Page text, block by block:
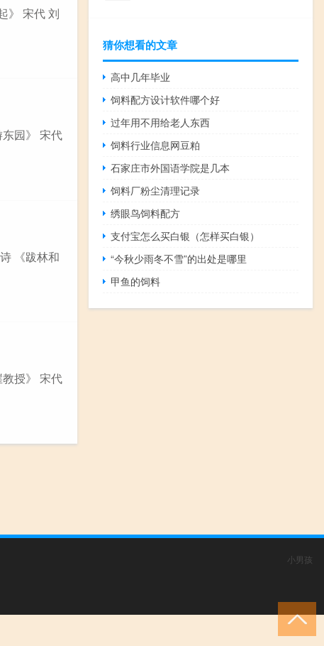
》 宋代 刘
园》 宋代
《跋林和
授》 宋代
猜你想看的文章
高中几年毕业
饲料配方设计软件哪个好
过年用不用给老人东西
饲料行业信息网豆粕
石家庄市外国语学院是几本
饲料厂粉尘清理记录
绣眼鸟饲料配方
支付宝怎么买白银（怎样买白银）
“今秋少雨冬不雪”的出处是哪里
甲鱼的饲料
小男孩